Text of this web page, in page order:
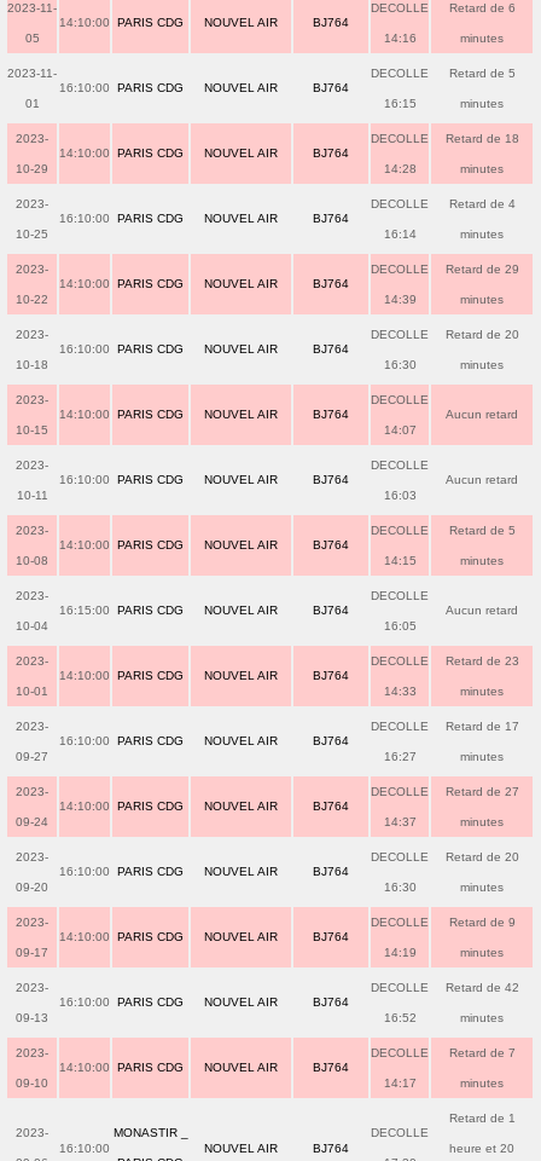
2023-11-
05
14:10:00 PARIS CDG NOUVEL AIR BJ764
DECOLLE
14:16
Retard de 6
minutes
2023-11-
01
16:10:00 PARIS CDG NOUVEL AIR BJ764
DECOLLE
16:15
Retard de 5
minutes
2023-
10-29
14:10:00 PARIS CDG NOUVEL AIR BJ764
DECOLLE
14:28
Retard de 18
minutes
2023-
10-25
16:10:00 PARIS CDG NOUVEL AIR BJ764
DECOLLE
16:14
Retard de 4
minutes
2023-
10-22
14:10:00 PARIS CDG NOUVEL AIR BJ764
DECOLLE
14:39
Retard de 29
minutes
2023-
10-18
16:10:00 PARIS CDG NOUVEL AIR BJ764
DECOLLE
16:30
Retard de 20
minutes
2023-
10-15
14:10:00 PARIS CDG NOUVEL AIR BJ764
DECOLLE
14:07
Aucun retard
2023-
10-11
16:10:00 PARIS CDG NOUVEL AIR BJ764
DECOLLE
16:03
Aucun retard
2023-
10-08
14:10:00 PARIS CDG NOUVEL AIR BJ764
DECOLLE
14:15
Retard de 5
minutes
2023-
10-04
16:15:00 PARIS CDG NOUVEL AIR BJ764
DECOLLE
16:05
Aucun retard
2023-
10-01
14:10:00 PARIS CDG NOUVEL AIR BJ764
DECOLLE
14:33
Retard de 23
minutes
2023-
09-27
16:10:00 PARIS CDG NOUVEL AIR BJ764
DECOLLE
16:27
Retard de 17
minutes
2023-
09-24
14:10:00 PARIS CDG NOUVEL AIR BJ764
DECOLLE
14:37
Retard de 27
minutes
2023-
09-20
16:10:00 PARIS CDG NOUVEL AIR BJ764
DECOLLE
16:30
Retard de 20
minutes
2023-
09-17
14:10:00 PARIS CDG NOUVEL AIR BJ764
DECOLLE
14:19
Retard de 9
minutes
2023-
09-13
16:10:00 PARIS CDG NOUVEL AIR BJ764
DECOLLE
16:52
Retard de 42
minutes
2023-
09-10
14:10:00 PARIS CDG NOUVEL AIR BJ764
DECOLLE
14:17
Retard de 7
minutes
2023-
16:10:00
MONASTIR _
NOUVEL AIR BJ764
DECOLLE
Retard de 1
heure et 20